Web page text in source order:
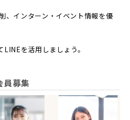
、インターン・イベント情報を優
を活用しましょう。
員募集